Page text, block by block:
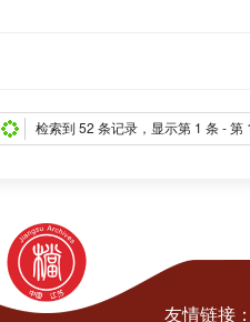
检索到52 条记录，显示第 1 条 - 第
友情链接：